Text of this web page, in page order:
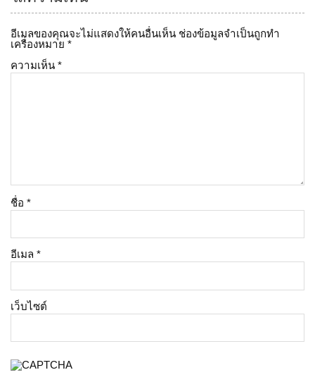
อีเมลของคุณจะไม่แสดงให้คนอื่นเห็น ช่องข้อมูลจำเป็นถูกทำ
เครื่องหมาย*
ความเห็น*
ชื่อ*
อีเมล*
เว็บไซต์